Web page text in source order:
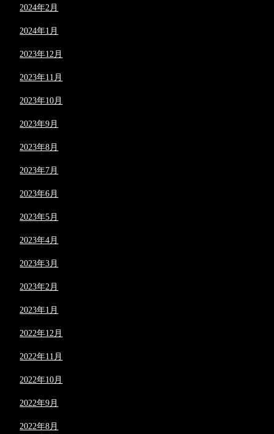
2024年2月
2024年1月
2023年12月
2023年11月
2023年10月
2023年9月
2023年8月
2023年7月
2023年6月
2023年5月
2023年4月
2023年3月
2023年2月
2023年1月
2022年12月
2022年11月
2022年10月
2022年9月
2022年8月